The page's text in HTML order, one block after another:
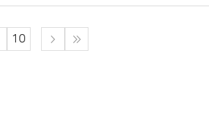
10